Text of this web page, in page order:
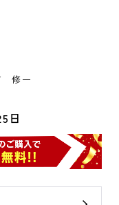
修一
日